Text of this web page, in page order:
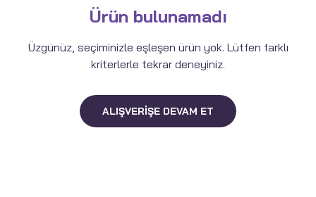
Ürün bulunamadı
Üzgünüz, seçiminizle eşleşen ürün yok. Lütfen farklı
kriterlerle tekrar deneyiniz.
ALIŞVERIŞE DEVAM ET